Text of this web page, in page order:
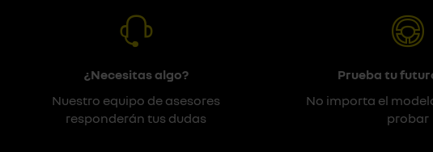
¿Necesitas algo?
Nuestro equipo de asesores
responderán tus dudas
Prueba tu
No importa el
probar